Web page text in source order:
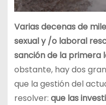
Varias decenas de
sexual y /o laboral
sanción de la primera
obstante, hay dos
que la gestión del
resolver: que las